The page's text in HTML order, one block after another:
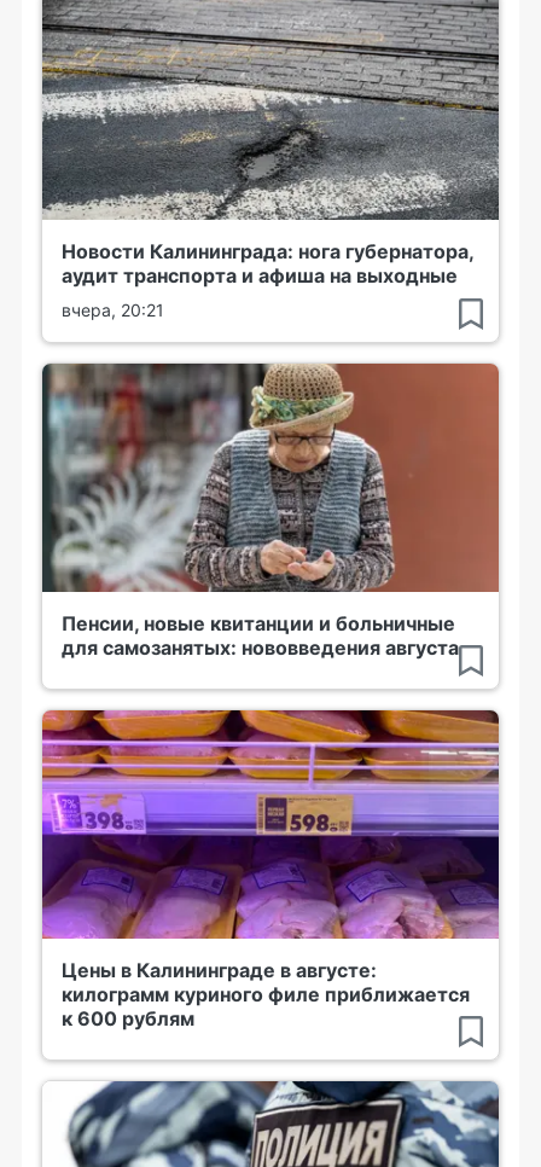
Новости Калининграда: нога губернатора,
аудит транспорта и афиша на выходные
вчера, 20:21
Пенсии, новые квитанции и больничные
для самозанятых: нововведения августа
Цены в Калининграде в августе:
килограмм куриного филе приближается
к 600 рублям